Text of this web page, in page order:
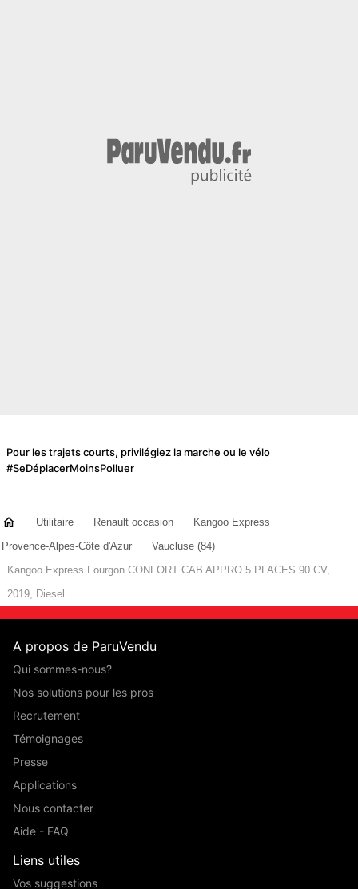
Pour les trajets courts, privilégiez la marche ou le vélo
#SeDéplacerMoinsPolluer
Utilitaire Renault occasion
Kangoo Express
Provence-Alpes-Côte d'Azur
Vaucluse (84)
Kangoo Express Fourgon CONFORT CAB APPRO 5 PLACES 90 CV,
2019, Diesel
A propos de ParuVendu
Qui sommes-nous?
Nos solutions pour les pros
Recrutement
Témoignages
Presse
Applications
Nous contacter
Aide - FAQ
Liens utiles
Vos suggestions